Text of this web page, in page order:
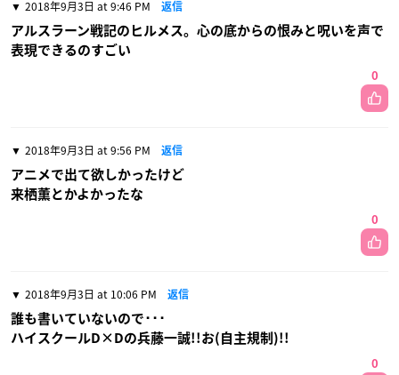
2018年9月3日 at 9:46 PM 返信
アルスラーン戦記のヒルメス。心の底からの恨みと呪いを声で
表現できるのすごい
0
2018年9月3日 at 9:56 PM 返信
アニメで出て欲しかったけど
来栖薫とかよかったな
0
2018年9月3日 at 10:06 PM 返信
誰も書いていないので･･･
ハイスクールD×Dの兵藤一誠!!お(自主規制)!!
0